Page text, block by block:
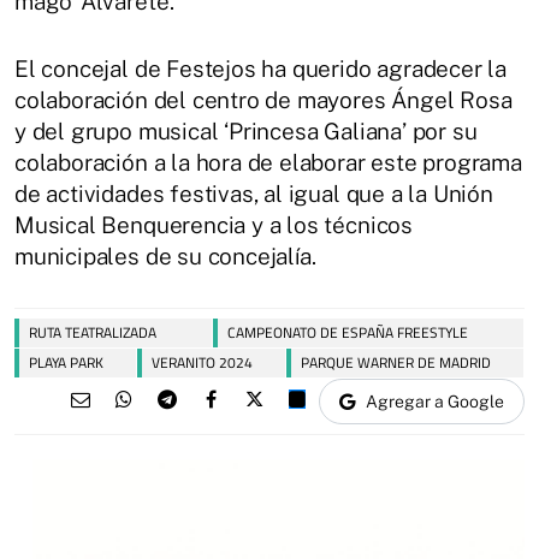
El concejal de Festejos ha querido agradecer la
colaboración del centro de mayores Ángel Rosa
y del grupo musical ‘Princesa Galiana’ por su
colaboración a la hora de elaborar este programa
de actividades festivas, al igual que a la Unión
Musical Benquerencia y a los técnicos
municipales de su concejalía.
RUTA TEATRALIZADA
CAMPEONATO DE ESPAÑA FREESTYLE
PLAYA PARK
VERANITO 2024 PARQUE WARNER DE MADRID
Agregar a Google